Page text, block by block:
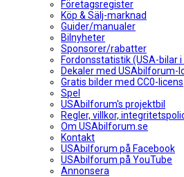
Företagsregister
Köp & Sälj-marknad
Guider/manualer
Bilnyheter
Sponsorer/rabatter
Fordonsstatistik (USA-bilar i
Dekaler med USAbilforum-
Gratis bilder med CC0-licens
Spel
USAbilforum's projektbil
Regler, villkor,
Om USAbilforum.se
Kontakt
USAbilforum på Facebook
USAbilforum på YouTube
Annonsera